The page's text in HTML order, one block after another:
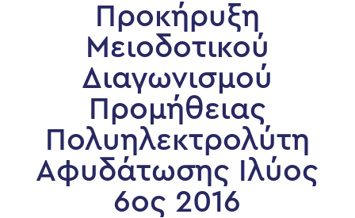
Προκήρυξη
Μειοδοτικού
Διαγωνισμού
Προμήθειας
Πολυηλεκτρολύτη
Αφυδάτωσης Ιλύος
6ος 2016